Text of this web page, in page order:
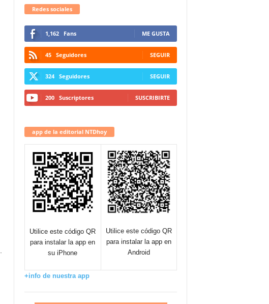
Redes sociales
1,162 Fans ME GUSTA
45 Seguidores SEGUIR
324 Seguidores SEGUIR
200 Suscriptores SUSCRIBIRTE
app de la editorial NTDhoy
Utilice este código QR
para instalar la app en
su iPhone
Utilice este código QR
para instalar la app en
Android
+info de nuestra app